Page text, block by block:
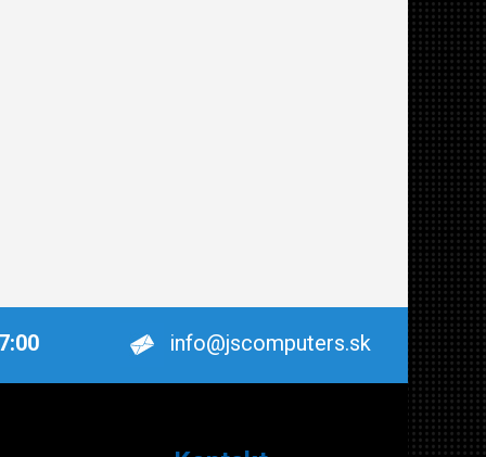
info@jscomputers.sk